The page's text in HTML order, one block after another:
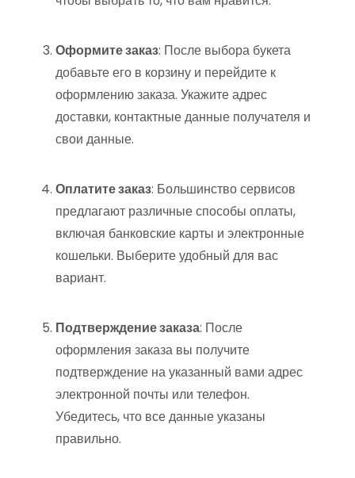
Оформите заказ: После выбора букета
добавьте его в корзину и перейдите к
оформлению заказа. Укажите адрес
доставки, контактные данные получателя и
свои данные.
Оплатите заказ: Большинство сервисов
предлагают различные способы оплаты,
включая банковские карты и электронные
кошельки. Выберите удобный для вас
вариант.
Подтверждение заказа: После
оформления заказа вы получите
подтверждение на указанный вами адрес
электронной почты или телефон.
Убедитесь, что все данные указаны
правильно.